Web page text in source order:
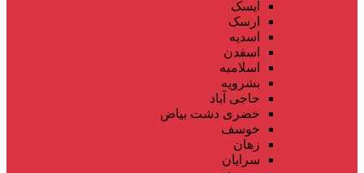
آیسک
ارسک
اسدیه
اسفدن
اسلامیه
بشرویه
حاجی آباد
خضری دشت بیاض
خوسف
زهان
سرایان